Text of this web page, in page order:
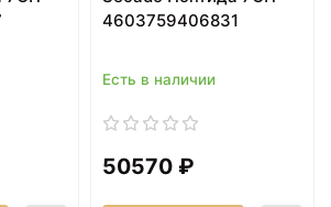
4603759406831
Есть в наличии
50570 ₽